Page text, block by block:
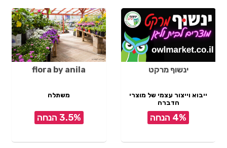
ינשוף מרקט
ייבוא וייצור עצמי של מוצרי
הדברה
4% הנחה
flora by anila
משתלה
3.5% הנחה